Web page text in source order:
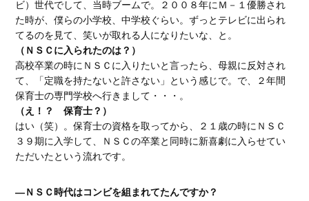
ビ）世代でして、当時ブームで。２００８年にＭ－１優勝され
た時が、僕らの小学校、中学校ぐらい。ずっとテレビに出られ
てるのを見て、笑いが取れる人になりたいな、と。
（ＮＳＣに入られたのは？）
高校卒業の時にＮＳＣに入りたいと言ったら、母親に反対され
て、「定職を持たないと許さない」という感じで。で、２年間
保育士の専門学校へ行きまして・・・。
（え！？ 保育士？）
はい（笑）。保育士の資格を取ってから、２１歳の時にＮＳＣ
３９期に入学して、ＮＳＣの卒業と同時に新喜劇に入らせてい
ただいたという流れです。
―ＮＳＣ時代はコンビを組まれてたんですか？